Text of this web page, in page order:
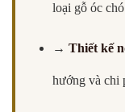
loại gỗ óc
→ Thiết kế
hướng và chi